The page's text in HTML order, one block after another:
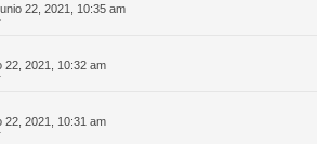
22, 2021, 10:35 am
22, 2021, 10:32 am
22, 2021, 10:31 am